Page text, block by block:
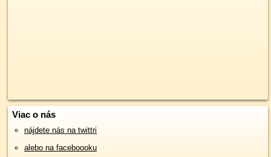
Viac o nás
nájdete nás na twittri
alebo na faceboooku